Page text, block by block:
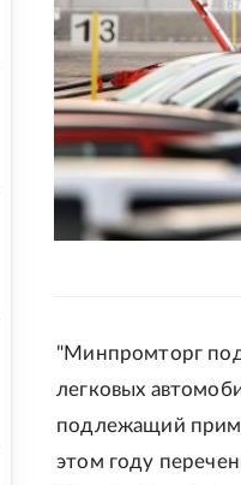
"Минпромторг
легковых
подлежащий
этом году